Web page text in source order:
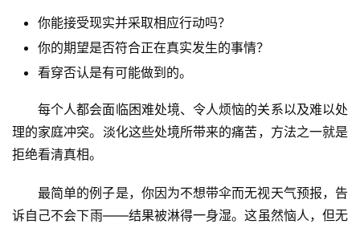
你能接受现实并采取相应行动吗？
你的期望是否符合正在真实发生的事情？
看穿否认是有可能做到的。
每个人都会面临困难处境、令人烦恼的关系以及难以处
理的家庭冲突。淡化这些处境所带来的痛苦，方法之一就是
拒绝看清真相。
最简单的例子是，你因为不想带伞而无视天气预报，告
诉自己不会下雨——结果被淋得一身湿。这虽然恼人，但无